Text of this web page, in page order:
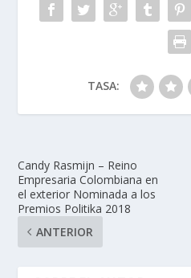
TASA:
Candy Rasmijn – Reino
Empresaria Colombiana en
el exterior Nominada a los
Premios Politika 2018
ANTERIOR